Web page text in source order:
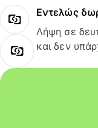
Εντελώς
Λήψη σε
και δεν